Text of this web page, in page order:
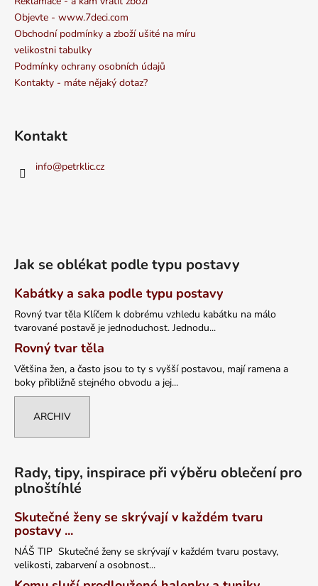
Objevte - www.7deci.com
Obchodní podmínky a zboží ušité na míru
velikostni tabulky
Podmínky ochrany osobních údajů
Kontakty - máte nějaký dotaz?
Kontakt
info@petrklic.cz
Jak se oblékat podle typu postavy
Kabátky a saka podle typu postavy
Rovný tvar těla Klíčem k dobrému vzhledu kabátku na málo
tvarované postavě je jednoduchost. Jednodu...
Rovný tvar těla
Většina žen, a často jsou to ty s vyšší postavou, mají ramena a
boky přibližně stejného obvodu a jej...
ARCHIV
Rady, tipy, inspirace při výběru oblečení pro
plnoštíhlé
Skutečné ženy se skrývají v každém tvaru
postavy ...
NÁŠ TIP Skutečné ženy se skrývají v každém tvaru postavy,
velikosti, zabarvení a osobnost...